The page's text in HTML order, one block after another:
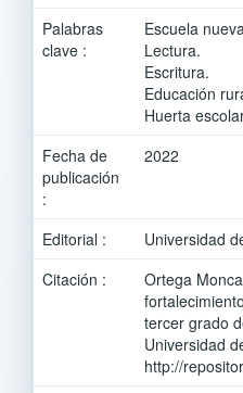
Palabras
clave :
Escuela
Lectura.
Escritura.
Educación
Huerta
Fecha de
publicación
:
2022
Editorial :
Universidad
Citación :
Ortega
tercer grado
Universidad
http://